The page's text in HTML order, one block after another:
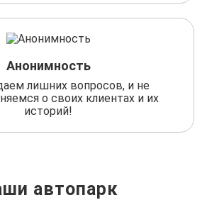
Анонимность
лишних вопросов, и не
о своих клиентах и их
историй!
автопарк